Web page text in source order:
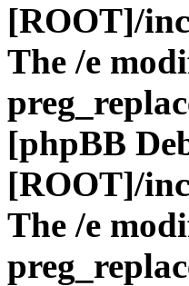
[ROOT]/
The /e
[phpBB
[ROOT]/
The /e